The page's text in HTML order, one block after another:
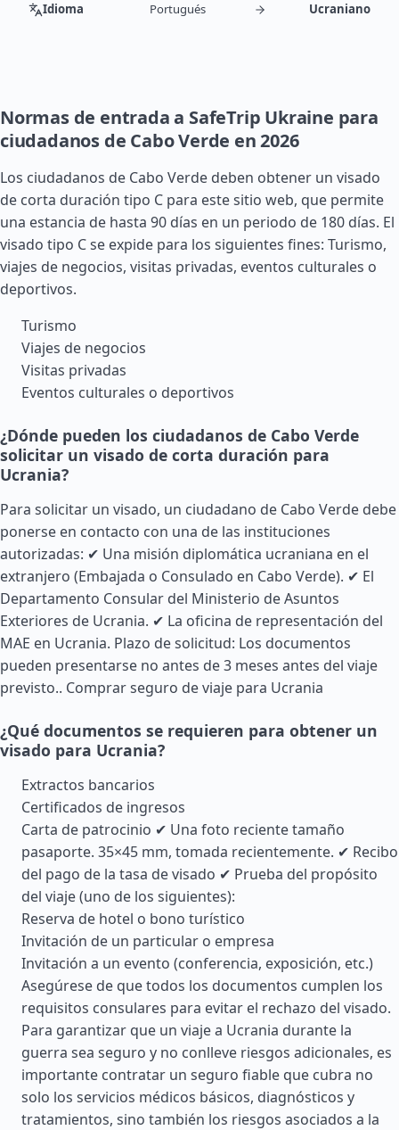
Idioma Portugués Ucraniano
Normas de entrada a SafeTrip Ukraine para
ciudadanos de Cabo Verde en 2026
Los ciudadanos de Cabo Verde deben obtener un visado
de corta duración tipo C para este sitio web, que permite
una estancia de hasta 90 días en un periodo de 180 días. El
visado tipo C se expide para los siguientes fines: Turismo,
viajes de negocios, visitas privadas, eventos culturales o
deportivos.
Turismo
Viajes de negocios
Visitas privadas
Eventos culturales o deportivos
¿Dónde pueden los ciudadanos de Cabo Verde
solicitar un visado de corta duración para
Ucrania?
Para solicitar un visado, un ciudadano de Cabo Verde debe
ponerse en contacto con una de las instituciones
autorizadas: ✔ Una misión diplomática ucraniana en el
extranjero (Embajada o Consulado en Cabo Verde). ✔ El
Departamento Consular del Ministerio de Asuntos
Exteriores de Ucrania. ✔ La oficina de representación del
MAE en Ucrania. Plazo de solicitud: Los documentos
pueden presentarse no antes de 3 meses antes del viaje
previsto.. Comprar seguro de viaje para Ucrania
¿Qué documentos se requieren para obtener un
visado para Ucrania?
Extractos bancarios
Certificados de ingresos
Carta de patrocinio ✔ Una foto reciente tamaño
pasaporte. 35×45 mm, tomada recientemente. ✔ Recibo
del pago de la tasa de visado ✔ Prueba del propósito
del viaje (uno de los siguientes):
Reserva de hotel o bono turístico
Invitación de un particular o empresa
Invitación a un evento (conferencia, exposición, etc.)
Asegúrese de que todos los documentos cumplen los
requisitos consulares para evitar el rechazo del visado.
Para garantizar que un viaje a Ucrania durante la
guerra sea seguro y no conlleve riesgos adicionales, es
importante contratar un seguro fiable que cubra no
solo los servicios médicos básicos, diagnósticos y
tratamientos, sino también los riesgos asociados a la